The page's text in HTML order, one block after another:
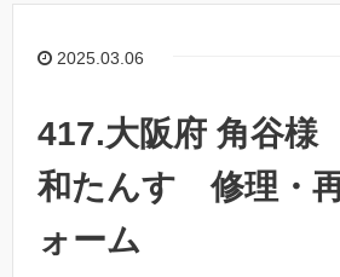
2025.03.06
417.大阪府 角谷
和たんす 修理・
ォーム